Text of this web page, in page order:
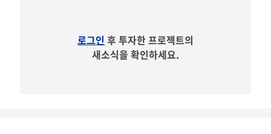
로그인 후 투자한 프로젝트의
새소식을 확인하세요.